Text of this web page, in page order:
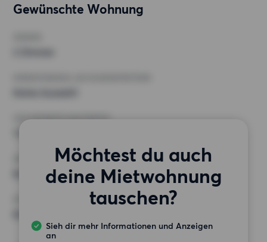
Gewünschte Wohnung
Möchtest du auch
deine Mietwohnung
tauschen?
Sieh dir mehr Informationen und Anzeigen
an
HÖCHSTMIETE (KALTMIETE)
ANFORDERUNGEN
Keine besonderen Anforderungen
SONSTIGE PRÄFERENZEN